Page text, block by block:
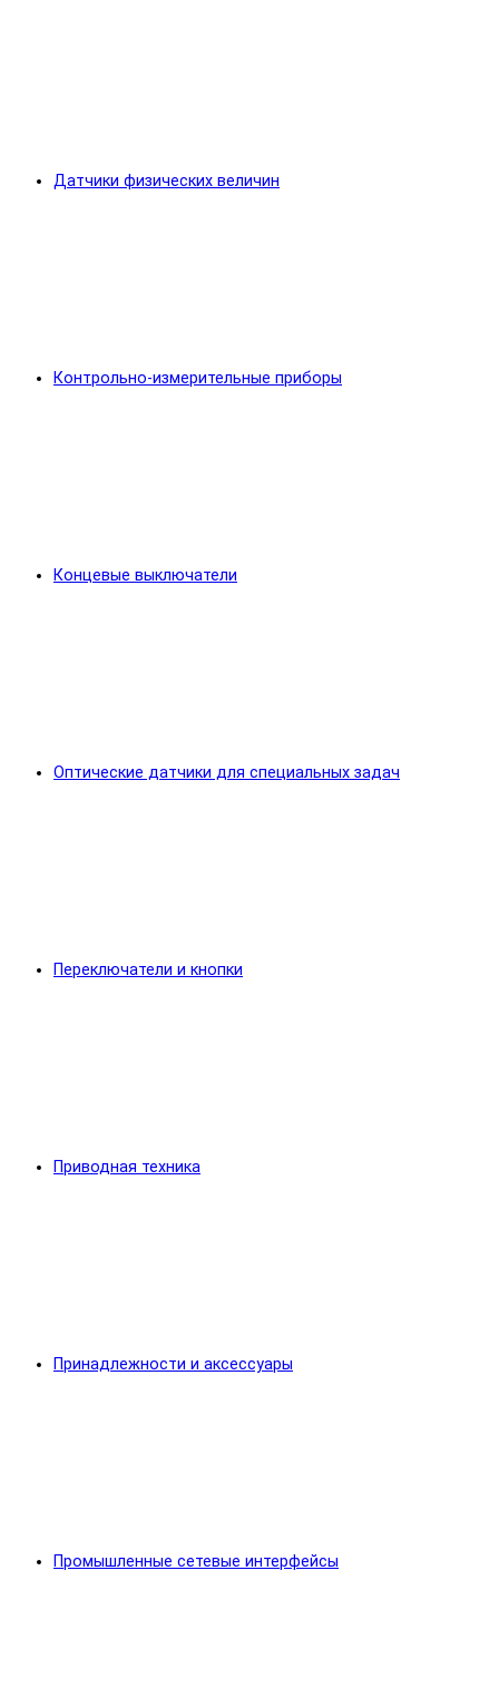
Датчики физических величин
Контрольно-измерительные приборы
Концевые выключатели
Оптические датчики для специальных задач
Переключатели и кнопки
Приводная техника
Принадлежности и аксессуары
Промышленные сетевые интерфейсы